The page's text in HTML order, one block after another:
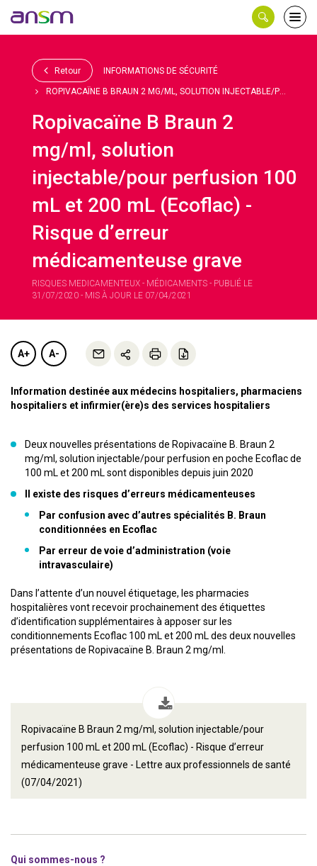
le
Retour INFORMATIONS DE SÉCURITÉ
ROPIVACAÏNE B BRAUN 2 MG/ML, SOLUTION INJECTABLE/P...
Ropivacaïne B Braun 2
mg/ml, solution
injectable/pour perfusion 100
mL et 200 mL (Ecoflac) -
Risque d’erreur
médicamenteuse grave
RISQUES MEDICAMENTEUX - MÉDICAMENTS - PUBLIÉ LE
31/07/2020 - MIS À JOUR LE 07/04/2021
A+ A-
Information destinée aux médecins hospitaliers, pharmaciens
hospitaliers et infirmier(ère)s des services hospitaliers
Deux nouvelles présentations de Ropivacaïne B. Braun 2
mg/ml, solution injectable/pour perfusion en poche Ecoflac de
100 mL et 200 mL sont disponibles depuis juin 2020
Il existe des risques d’erreurs médicamenteuses
Par confusion avec d’autres spécialités B. Braun
conditionnées en Ecoflac
Par erreur de voie d’administration (voie
intravasculaire)
Dans l’attente d’un nouvel étiquetage, les pharmacies
hospitalières vont recevoir prochainement des étiquettes
d’identification supplémentaires à apposer sur les
conditionnements Ecoflac 100 mL et 200 mL des deux nouvelles
présentations de Ropivacaïne B. Braun 2 mg/ml.
Ropivacaïne B Braun 2 mg/ml, solution injectable/pour
perfusion 100 mL et 200 mL (Ecoflac) - Risque d’erreur
médicamenteuse grave - Lettre aux professionnels de santé
(07/04/2021)
Qui sommes-nous ?